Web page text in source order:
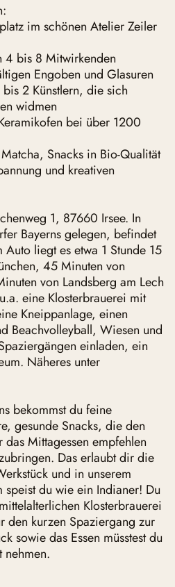
im schönen Atelier Zeiler
4 bis 8 Mitwirkenden
Engoben und Glasuren
2 Künstlern, die sich
widmen
bei über 1200
Snacks in Bio-Qualität
und kreativen
1, 87660 Irsee. In
Bayerns gelegen, befindet
liegt es etwa 1 Stunde 15
45 Minuten von
von Landsberg am Lech
eine Klosterbrauerei mit
Kneippanlage, einen
Beachvolleyball, Wiesen und
einladen, ein
Näheres unter
bekommst du feine
gesunde Snacks, die den
Mittagessen empfehlen
Das erlaubt dir die
und in unserem
speist du wie ein Indianer! Du
Klosterbrauerei
den kurzen Spaziergang zur
sowie das Essen müsstest du
nehmen.